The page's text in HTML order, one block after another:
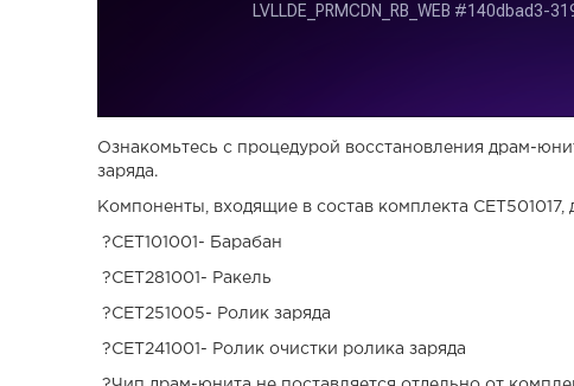
Ознакомьтесь с процедурой восстановления драм-
заряда.
Компоненты, входящие в состав комплекта CET501017,
?CET101001- Барабан
?CET281001- Ракель
?CET251005- Ролик заряда
?CET241001- Ролик очистки ролика заряда